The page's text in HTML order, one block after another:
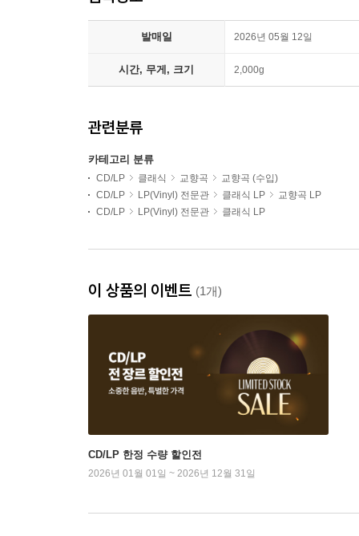
발매일 2026년 05월 12일
시간, 무게, 크기 2,000g
관련분류
카테고리 분류
CD/LP 클래식 교향곡
교향곡 (수입)
CD/LP
LP(Vinyl) 전문관 클래식 LP
교향곡 LP
CD/LP
LP(Vinyl) 전문관 클래식 LP
이 상품의 이벤트 (1개)
CD/LP 한정 수량 할인전
2026년 01월 01일 ~ 2026년 12월 31일